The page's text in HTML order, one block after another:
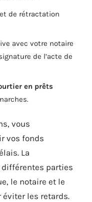
de rétractation
avec votre notaire
de l’acte de
en prêts
vous
vos fonds
La
parties
le notaire et le
les retards.